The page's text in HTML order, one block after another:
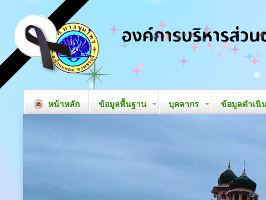
หน้าหลัก ข้อมูลพื้นฐาน บุคลากร ข้อมูลดำเนิ